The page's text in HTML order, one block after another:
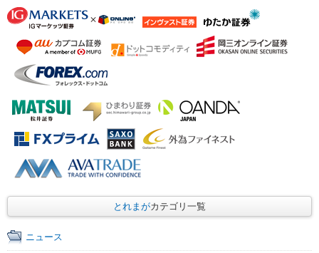
とれまがカテゴリ一覧
ニュース